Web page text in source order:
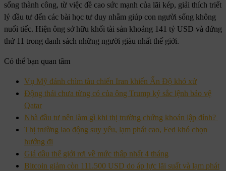
sống thành công, từ việc đề cao sức mạnh của lãi kép, giải thích triết
lý đầu tư đến các bài học tư duy nhằm giúp con người sống không
nuối tiếc. Hiện ông sở hữu khối tài sản khoảng 141 tỷ USD và đứng
thứ 11 trong danh sách những người giàu nhất thế giới.
Có thể bạn quan tâm
Vụ Mỹ đánh chìm tàu chiến Iran khiến Ấn Độ khó xử
Động thái chưa từng có của ông Trump ký sắc lệnh bảo vệ
Qatar
Nhà đầu tư nên làm gì khi thị trường chứng khoán lập đỉnh?
Thị trường lao động suy yếu, lạm phát cao, Fed khó chọn
hướng đi
Giá dầu thế giới rơi về mức thấp nhất 4 tháng
Bitcoin giảm còn 111.500 USD do áp lực lãi suất và lạm phát